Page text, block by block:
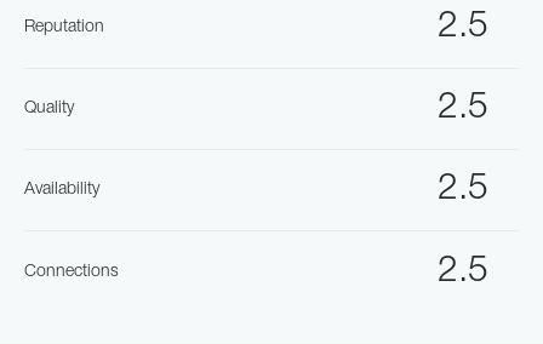
2.5
Reputation
2.5
Quality
2.5
Availability
2.5
Connections